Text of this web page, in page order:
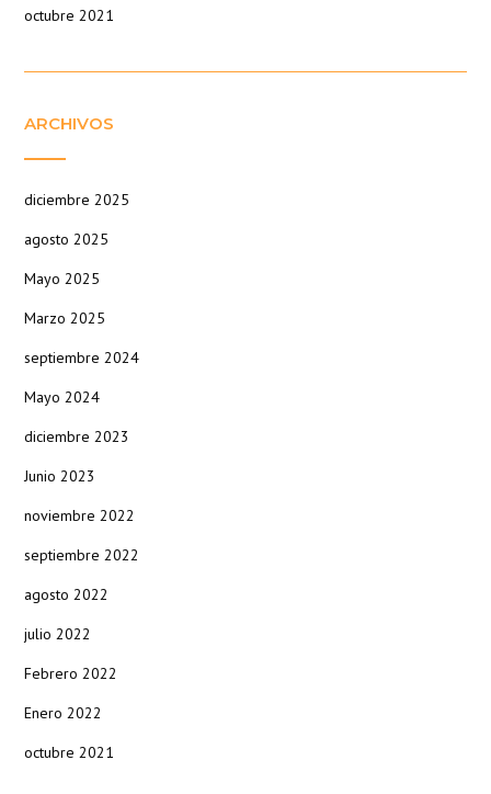
octubre 2021
ARCHIVOS
diciembre 2025
agosto 2025
Mayo 2025
Marzo 2025
septiembre 2024
Mayo 2024
diciembre 2023
Junio 2023
noviembre 2022
septiembre 2022
agosto 2022
julio 2022
Febrero 2022
Enero 2022
octubre 2021